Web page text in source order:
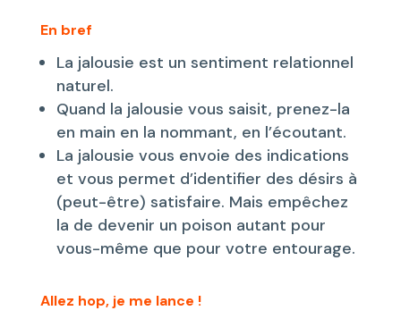
En bref
La jalousie est un sentiment relationnel
naturel.
Quand la jalousie vous saisit, prenez-la
en main en la nommant, en l’écoutant.
La jalousie vous envoie des indications
et vous permet d’identifier des désirs à
(peut-être) satisfaire. Mais empêchez
la de devenir un poison autant pour
vous-même que pour votre entourage.
Allez hop, je me lance !